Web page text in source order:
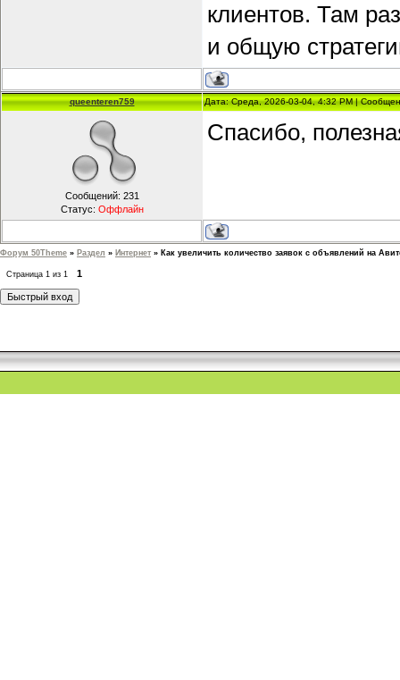
клиентов. Там
и общую
queenteren759 Дата: Среда, 2026-03-04, 4:32 PM |
Сообщений: 231
Статус: Оффлайн
Спасибо,
Форум 50Theme » Раздел » Интернет » Как увеличить количество заявок с объявлений на
Страница 1 из 1 1